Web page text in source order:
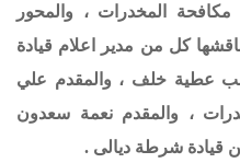
مكافحة المخدرات ، والمحور
كل من مدير اعلام قيادة
عطية خلف ، والمقدم علي
، والمقدم نعمة سعدون
قيادة شرطة ديالى .